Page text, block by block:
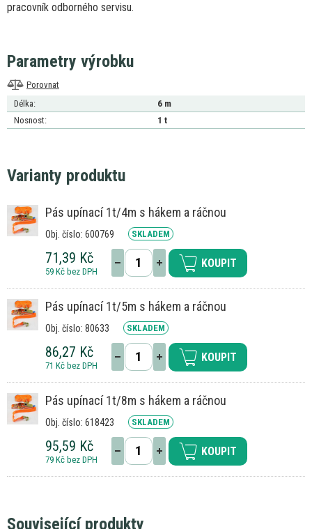
pracovník odborného servisu.
Parametry výrobku
Porovnat
Délka:
6 m
Nosnost:
1 t
Varianty produktu
Pás upínací 1t/4m s hákem a ráčnou
Obj. číslo: 600769 SKLADEM
71,39 Kč
59 Kč bez DPH
KOUPIT
Pás upínací 1t/5m s hákem a ráčnou
Obj. číslo: 80633 SKLADEM
86,27 Kč
71 Kč bez DPH
KOUPIT
Pás upínací 1t/8m s hákem a ráčnou
Obj. číslo: 618423 SKLADEM
95,59 Kč
79 Kč bez DPH
KOUPIT
Související produkty